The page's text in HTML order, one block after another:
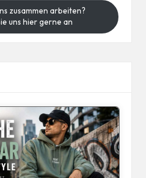
zusammen arbeiten?
uns hier gerne an